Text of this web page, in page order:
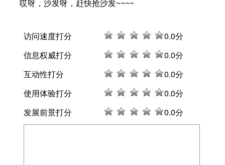
哎呀，沙发呀，赶快抢沙发~~~~
访问速度打分 0.0分
信息权威打分
0.0分
互动性打分
0.0分
使用体验打分
0.0分
发展前景打分
0.0分